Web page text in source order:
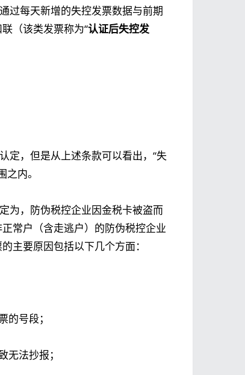
过每天新增的失控发票数据与前期
（该类发票称为“认证后失控发
定，但是从上述条款可以看出，“失
内。
为，防伪税控企业因金税卡被盗而
常户（含走逃户）的防伪税控企业
主要原因包括以下几个方面：
号段；
法抄报；